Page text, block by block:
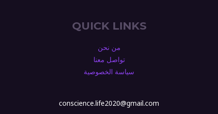
QUICK LINKS
من نحن
تواصل معنا
سياسة الخصوصية
conscience.life2020@gmail.com